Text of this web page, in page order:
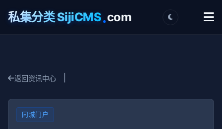
私集分类 SijiCMS.com
返回资讯中心
同城门户